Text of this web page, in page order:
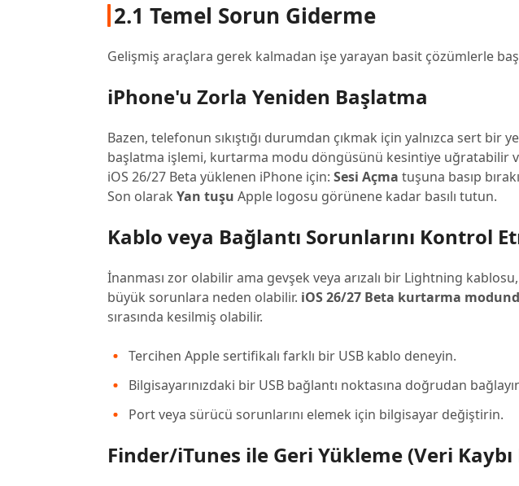
2.1 Temel Sorun Giderme
Gelişmiş araçlara gerek kalmadan işe yarayan basit çözümlerle
iPhone'u Zorla Yeniden Başlatma
Bazen, telefonun sıkıştığı durumdan çıkmak için yalnızca sert bir
başlatma işlemi, kurtarma modu döngüsünü kesintiye uğratabilir
iOS 26/27 Beta yüklenen iPhone için: Sesi Açma tuşuna basıp
Son olarak Yan tuşu Apple logosu görünene kadar basılı tutun.
Kablo veya Bağlantı Sorunlarını Kontrol
İnanması zor olabilir ama gevşek veya arızalı bir Lightning
büyük sorunlara neden olabilir. iOS 26/27 Beta kurtarma
sırasında kesilmiş olabilir.
Tercihen Apple sertifikalı farklı bir USB kablo deneyin.
Bilgisayarınızdaki bir USB bağlantı noktasına doğrudan
Port veya sürücü sorunlarını elemek için bilgisayar değiştirin.
Finder/iTunes ile Geri Yükleme (Veri